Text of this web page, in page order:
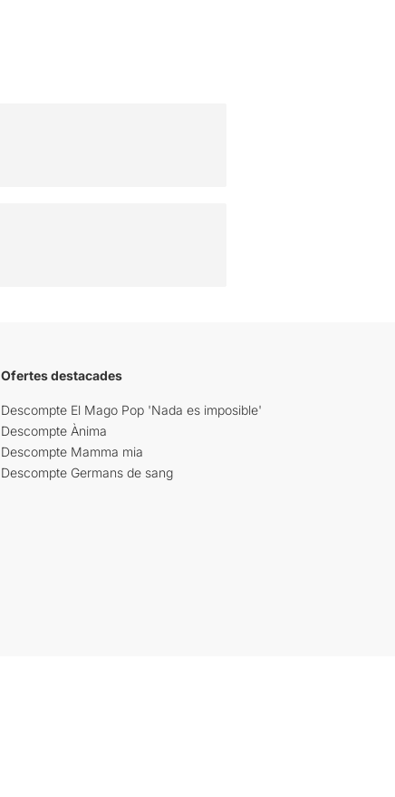
Ofertes destacades
Descompte El Mago Pop 'Nada es imposible'
Descompte Ànima
Descompte Mamma mia
Descompte Germans de sang